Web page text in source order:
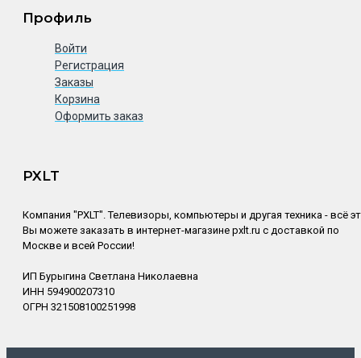
Профиль
Войти
Регистрация
Заказы
Корзина
Оформить заказ
PXLT
Компания "PXLT". Телевизоры, компьютеры и другая техника - всё
Вы можете заказать в интернет-магазине pxlt.ru с доставкой по
Москве и всей России!
ИП Бурыгина Светлана Николаевна
ИНН 594900207310
ОГРН 321508100251998